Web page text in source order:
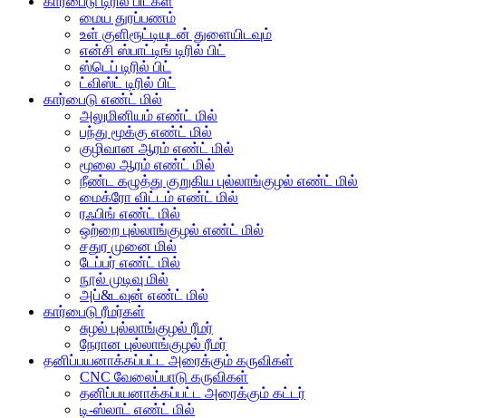
மைய துரப்பணம்
உள் குளிரூட்டியுடன் துளையிடவும்
என்சி ஸ்பாட்டிங் டிரில் பிட்
ஸ்டெப் டிரில் பிட்
ட்விஸ்ட் டிரில் பிட்
கார்பைடு எண்ட் மில்
அலுமினியம் எண்ட் மில்
பந்து மூக்கு எண்ட் மில்
குழிவான ஆரம் எண்ட் மில்
மூலை ஆரம் எண்ட் மில்
நீண்ட கழுத்து குறுகிய புல்லாங்குழல் எண்ட் மில்
மைக்ரோ விட்டம் எண்ட் மில்
ரஃபிங் எண்ட் மில்
ஒற்றை புல்லாங்குழல் எண்ட் மில்
சதுர முனை மில்
டேப்பர் எண்ட் மில்
நூல் முடிவு மில்
அப்&டவுன் எண்ட் மில்
கார்பைடு ரீமர்கள்
சுழல் புல்லாங்குழல் ரீமர்
நேரான புல்லாங்குழல் ரீமர்
தனிப்பயனாக்கப்பட்ட அரைக்கும் கருவிகள்
CNC வேலைப்பாடு கருவிகள்
தனிப்பயனாக்கப்பட்ட அரைக்கும் கட்டர்
டி-ஸ்லாட் எண்ட் மில்